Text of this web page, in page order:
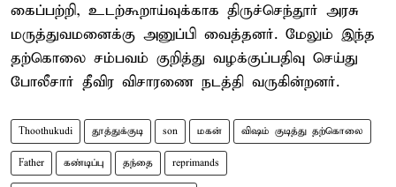
கைப்பற்றி, உடற்கூறாய்வுக்காக திருச்செந்தூர் அரசு
மருத்துவமனைக்கு அனுப்பி வைத்தனர். மேலும் இந்த
தற்கொலை சம்பவம் குறித்து வழக்குப்பதிவு செய்து
போலீசார் தீவிர விசாரணை நடத்தி வருகின்றனர்.
Thoothukudi தூத்துக்குடி son மகன் விஷம் குடித்து தற்கொலை
Father கண்டிப்பு தந்தை reprimands